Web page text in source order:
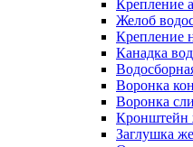
Крепление
Желоб
Крепление
Канадка
Воронка
Воронка
Кронштейн
Заглушка